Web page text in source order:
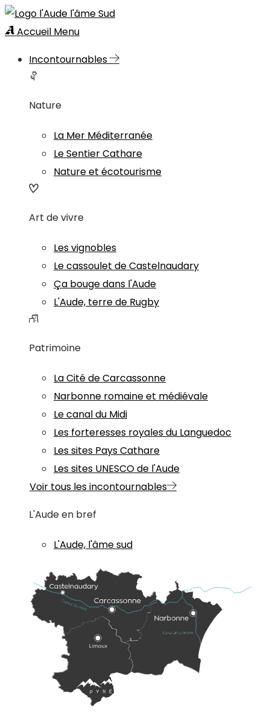
Accueil Menu
Incontournables
Nature
La Mer Méditerranée
Le Sentier Cathare
Nature et écotourisme
Art de vivre
Les vignobles
Le cassoulet de Castelnaudary
Ça bouge dans l'Aude
L'Aude, terre de Rugby
Patrimoine
La Cité de Carcassonne
Narbonne romaine et médiévale
Le canal du Midi
Les forteresses royales du Languedoc
Les sites Pays Cathare
Les sites UNESCO de l'Aude
Voir tous les incontournables
L'Aude en bref
L'Aude, l'âme sud